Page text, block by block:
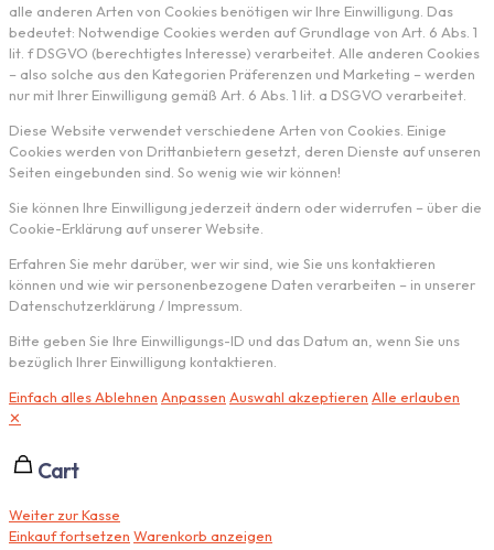
alle anderen Arten von Cookies benötigen wir Ihre Einwilligung. Das
bedeutet: Notwendige Cookies werden auf Grundlage von Art. 6 Abs. 1
lit. f DSGVO (berechtigtes Interesse) verarbeitet. Alle anderen Cookies
– also solche aus den Kategorien Präferenzen und Marketing – werden
nur mit Ihrer Einwilligung gemäß Art. 6 Abs. 1 lit. a DSGVO verarbeitet.
Diese Website verwendet verschiedene Arten von Cookies. Einige
Cookies werden von Drittanbietern gesetzt, deren Dienste auf unseren
Seiten eingebunden sind. So wenig wie wir können!
Sie können Ihre Einwilligung jederzeit ändern oder widerrufen – über die
Cookie-Erklärung auf unserer Website.
Erfahren Sie mehr darüber, wer wir sind, wie Sie uns kontaktieren
können und wie wir personenbezogene Daten verarbeiten – in unserer
Datenschutzerklärung / Impressum.
Bitte geben Sie Ihre Einwilligungs-ID und das Datum an, wenn Sie uns
bezüglich Ihrer Einwilligung kontaktieren.
Einfach alles Ablehnen Anpassen Auswahl akzeptieren Alle erlauben
✕
Cart
Weiter zur Kasse
Einkauf fortsetzen Warenkorb anzeigen